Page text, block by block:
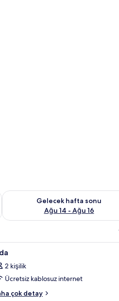
7 - Ağu 9
Gelecek hafta sonu
Ağu 14 - Ağu 16
Önümüzdeki hafta sonu için
ses yalıtımı Kaliteli
7
2 kişilik
Ücretsiz kablosuz internet
çok detay